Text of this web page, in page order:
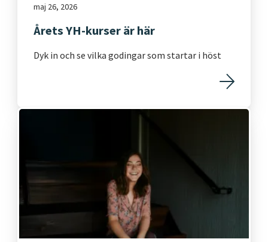
maj 26, 2026
Årets YH-kurser är här
Dyk in och se vilka godingar som startar i höst